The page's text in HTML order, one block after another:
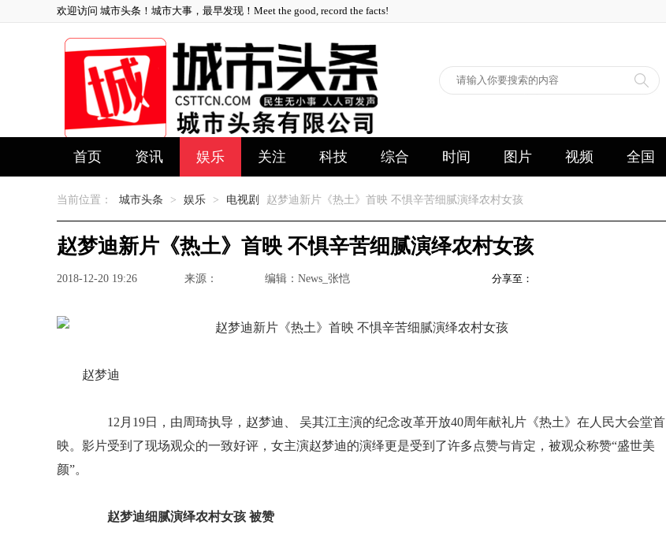
欢迎访问 城市头条！城市大事，最早发现！Meet the good, record the facts!
首页 资讯 娱乐 关注 科技 综合 时间 图片 视频 全国
当前位置： 城市头条 > 娱乐 > 电视剧 赵梦迪新片《热土》首映 不惧辛苦细腻演绎农村女孩
赵梦迪新片《热土》首映 不惧辛苦细腻演绎农村女孩
2018-12-20 19:26 来源： 编辑：News_张恺 分享至：
赵梦迪
12月19日，由周琦执导，赵梦迪、 吴其江主演的纪念改革开放40周年献礼片《热土》在人民大会堂首
映。影片受到了现场观众的一致好评，女主演赵梦迪的演绎更是受到了许多点赞与肯定，被观众称赞“盛世美
颜”。
赵梦迪细腻演绎农村女孩 被赞